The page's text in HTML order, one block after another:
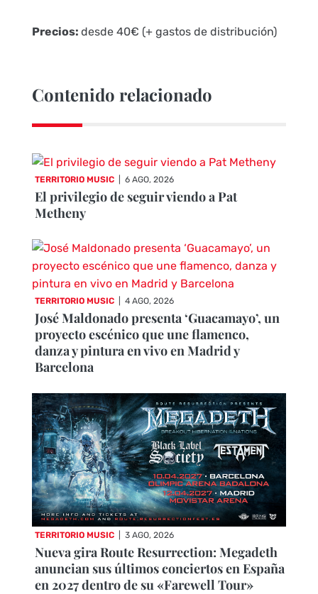
Precios: desde 40€ (+ gastos de distribución)
Contenido relacionado
TERRITORIO MUSIC 6 AGO, 2026
El privilegio de seguir viendo a Pat
Metheny
TERRITORIO MUSIC 4 AGO, 2026
José Maldonado presenta ‘Guacamayo’, un
proyecto escénico que une flamenco,
danza y pintura en vivo en Madrid y
Barcelona
TERRITORIO MUSIC 3 AGO, 2026
Nueva gira Route Resurrection: Megadeth
anuncian sus últimos conciertos en España
en 2027 dentro de su «Farewell Tour»